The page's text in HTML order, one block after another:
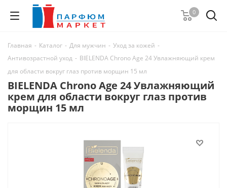
0
Главная - Каталог - Для мужчин - Уход за кожей -
Антивозрастной уход - BIELENDA Chrono Age 24 Увлажняющий крем
для области вокруг глаз против морщин 15 мл
BIELENDA Chrono Age 24 Увлажняющий
крем для области вокруг глаз против
морщин 15 мл